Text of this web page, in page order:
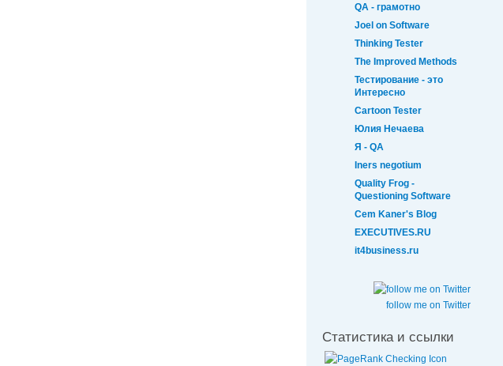
QA - грамотно
Joel on Software
Thinking Tester
The Improved Methods
Тестирование - это
Интересно
Cartoon Tester
Юлия Нечаева
Я - QA
Iners negotium
Quality Frog -
Questioning Software
Cem Kaner's Blog
EXECUTIVES.RU
it4business.ru
follow me on Twitter
Статистика и ссылки